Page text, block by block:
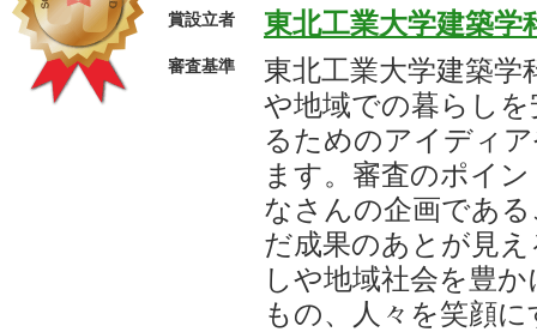
賞設立者 東北工業大学建築
審査基準
東北工業大学建築
や地域での暮らし
るためのアイディ
ます。審査のポイ
なさんの企画であ
だ成果のあとが見
しや地域社会を豊
もの、人々を笑顔